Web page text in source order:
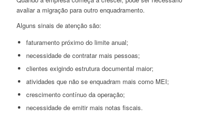
avaliar a migração para outro enquadramento.
Alguns sinais de atenção são:
faturamento próximo do limite anual;
necessidade de contratar mais pessoas;
clientes exigindo estrutura documental maior;
atividades que não se enquadram mais como MEI;
crescimento contínuo da operação;
necessidade de emitir mais notas fiscais.